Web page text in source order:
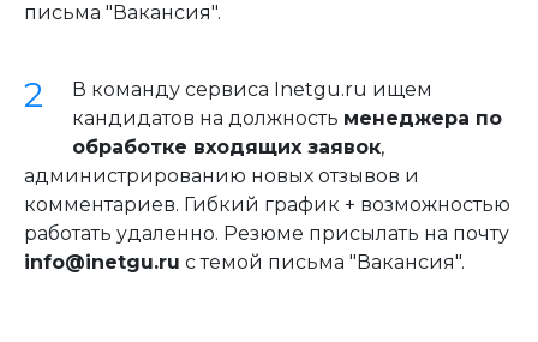
письма "Вакансия".
В команду сервиса Inetgu.ru ищем
кандидатов на должность менеджера по
обработке входящих заявок,
администрированию новых отзывов и
комментариев. Гибкий график + возможностью
работать удаленно. Резюме присылать на почту
info@inetgu.ru с темой письма "Вакансия".